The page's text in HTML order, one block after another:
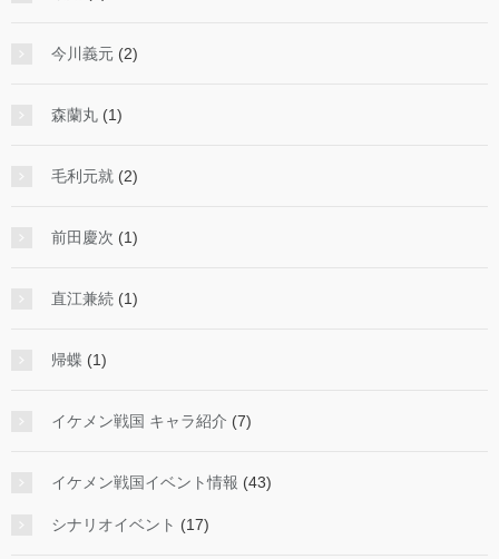
今川義元 (2)
森蘭丸 (1)
毛利元就 (2)
前田慶次 (1)
直江兼続 (1)
帰蝶 (1)
イケメン戦国 キャラ紹介 (7)
イケメン戦国イベント情報 (43)
シナリオイベント (17)